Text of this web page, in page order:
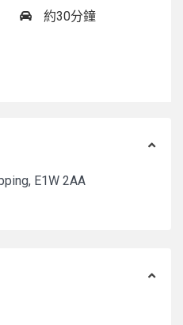
約30分鐘
E1W 2AA